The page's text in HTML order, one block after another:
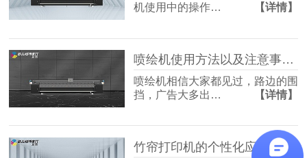
机使用中的操作…
【详情】
喷绘机使用方法以及注意事项汇总
喷绘机相信大家都见过，路边的围
挡，广告大多出…
【详情】
竹帘打印机的个性化应用